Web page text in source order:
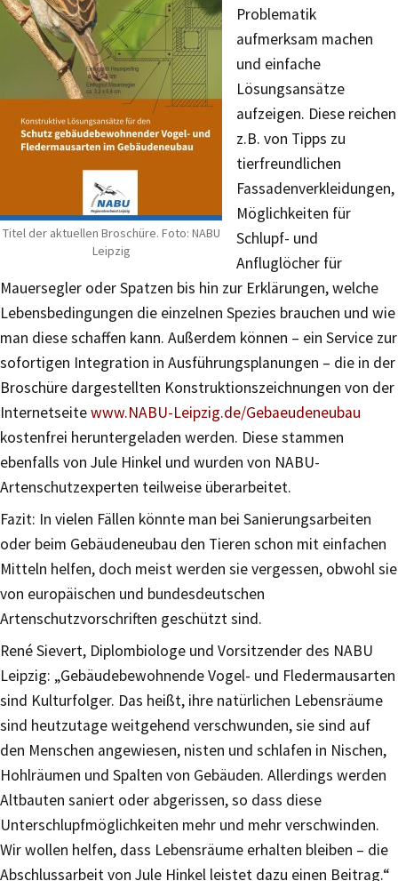
Titel der aktuellen Broschüre. Foto: NABU
Leipzig
Problematik
aufmerksam machen
und einfache
Lösungsansätze
aufzeigen. Diese reichen
z.B. von Tipps zu
tierfreundlichen
Fassadenverkleidungen,
Möglichkeiten für
Schlupf- und
Anfluglöcher für
Mauersegler oder Spatzen bis hin zur Erklärungen, welche
Lebensbedingungen die einzelnen Spezies brauchen und wie
man diese schaffen kann. Außerdem können – ein Service zur
sofortigen Integration in Ausführungsplanungen – die in der
Broschüre dargestellten Konstruktionszeichnungen von der
Internetseitewww.NABU-Leipzig.de/Gebaeudeneubau
kostenfrei heruntergeladen werden. Diese stammen
ebenfalls von Jule Hinkel und wurden von NABU-
Artenschutzexperten teilweise überarbeitet.
Fazit: In vielen Fällen könnte man bei Sanierungsarbeiten
oder beim Gebäudeneubau den Tieren schon mit einfachen
Mitteln helfen, doch meist werden sie vergessen, obwohl sie
von europäischen und bundesdeutschen
Artenschutzvorschriften geschützt sind.
René Sievert, Diplombiologe und Vorsitzender des NABU
Leipzig: „Gebäudebewohnende Vogel- und Fledermausarten
sind Kulturfolger. Das heißt, ihre natürlichen Lebensräume
sind heutzutage weitgehend verschwunden, sie sind auf
den Menschen angewiesen, nisten und schlafen in Nischen,
Hohlräumen und Spalten von Gebäuden. Allerdings werden
Altbauten saniert oder abgerissen, so dass diese
Unterschlupfmöglichkeiten mehr und mehr verschwinden.
Wir wollen helfen, dass Lebensräume erhalten bleiben – die
Abschlussarbeit von Jule Hinkel leistet dazu einen Beitrag.“